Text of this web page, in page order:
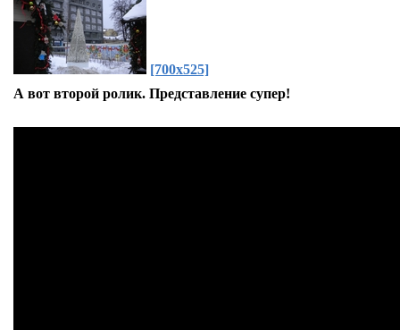
[700x525]
А вот второй ролик. Представление супер!